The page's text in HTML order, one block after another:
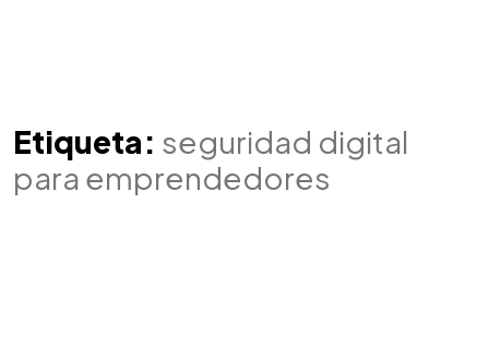
Etiqueta: seguridad digital
para emprendedores